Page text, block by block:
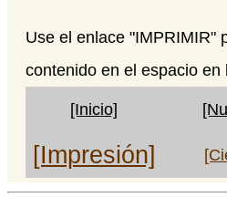
Use el enlace "IMPRIMIR"
contenido en el espacio
[Inicio]
[Impresión]